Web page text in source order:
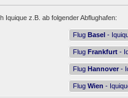
Iquique z.B. ab folgender Abflughafen:
Flug Basel -
Flug Frankfurt -
Flug Hannover -
Flug Wien -